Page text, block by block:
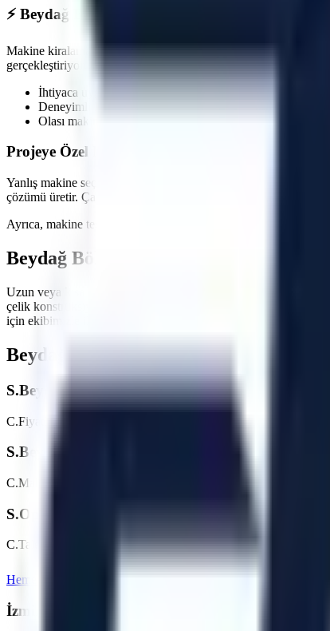
⚡ Beydağ Bölgesine Hızlı ve Kesintisiz Lojistik
Makine kiralama süreçlerinde en kritik faktörlerden biri zaman
gerçekleştiriyoruz. Özellikleacil müdahale gerektiren onarımlarda
İhtiyaca uygun kapasite, gerçek stok ve sevkiyat
Deneyimli lojistik personeli ile güvenli indirme/bindirme
Olası makine arızalarında hızlı servis ve yedek makine
Projeye Özel Makine Seçimi ve Saha İnceleme
Yanlış makine seçimi, projelerde hem zaman kaybına hem de
çözümü üretir. Çalışılacak zeminin taşıma kapasitesi, kapı
Ayrıca, makine teslimatında operatörlerinize veya ilgili
Beydağ Bölgesi İçin Hemen Teklif Alın
Uzun veya kısa dönemli operasyonlarınızda maliyetlerinizi
çelik konstrüksiyon montajları, çatı tamiratları ve sanayi tipi
için ekibimizle iletişime geçebilirsiniz.
Beydağ Bölgesi İçin Sıkça Sorulan
S.Beydağ bölgesinde günlük/haftalık platform
C.Fiyatlar makine tipine (makaslı, eklemli vb.) ve kiralama
S.Beydağ bölgesine teslimat nasıl planlanır?
C.Makine parkı, nakliye rotası, saha erişimi ve talep tarihi
S.Operatörlü kiralama hizmetiniz var mı?
C.Talebe göre operatör seçeneği değerlendirilebilir. Beydağ
Hemen Teklif İste
İzmir